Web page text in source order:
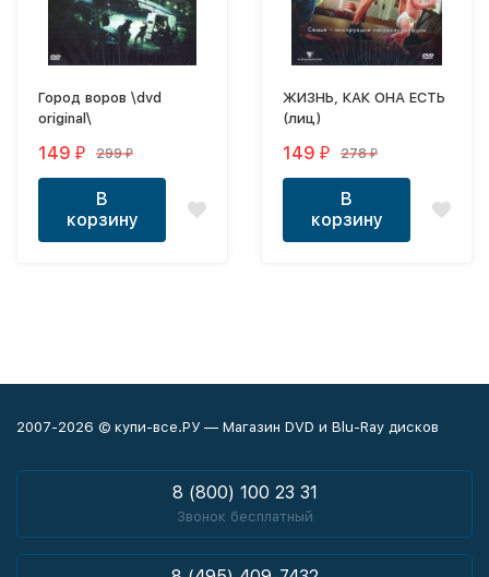
Город воров \dvd
original\
149 ₽ 299₽
В
корзину
ЖИЗНЬ, КАК ОНА ЕСТЬ
(лиц)
149 ₽ 278₽
В
корзину
2007-2026 © купи-все.РУ — Магазин DVD и Blu-Ray дисков
8 (800) 100 23 31
Звонок бесплатный